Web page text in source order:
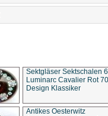
Sektgläser Sektschalen
Luminarc Cavalier Rot
Design Klassiker
Antikes Oesterwitz